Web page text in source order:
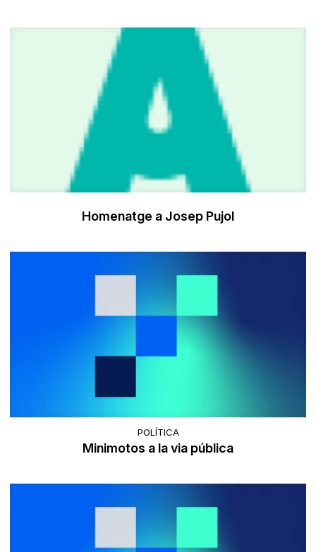
Homenatge a Josep Pujol
POLÍTICA
Minimotos a la via pública